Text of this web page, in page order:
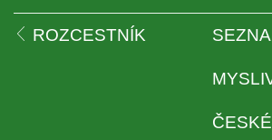
ROZCESTNÍK